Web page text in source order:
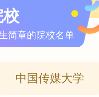
校
简章的院校名单
中国传媒大学